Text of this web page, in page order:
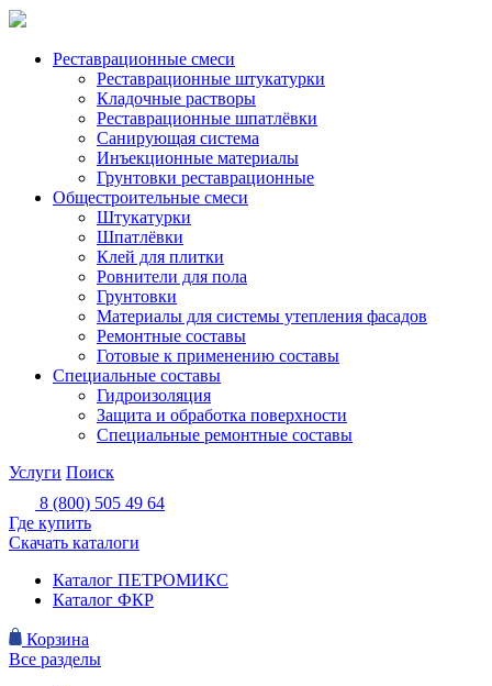
Реставрационные смеси
Реставрационные штукатурки
Кладочные растворы
Реставрационные шпатлёвки
Санирующая система
Инъекционные материалы
Грунтовки реставрационные
Общестроительные смеси
Штукатурки
Шпатлёвки
Клей для плитки
Ровнители для пола
Грунтовки
Материалы для системы утепления фасадов
Ремонтные составы
Готовые к применению составы
Специальные составы
Гидроизоляция
Защита и обработка поверхности
Специальные ремонтные составы
Услуги Поиск
8 (800) 505 49 64
Где купить
Скачать каталоги
Каталог ПЕТРОМИКС
Каталог ФКР
Корзина
Все разделы